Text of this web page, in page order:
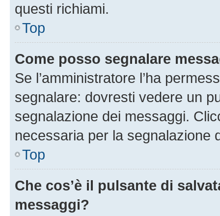
questi richiami.
Top
Come posso segnalare
Se l’amministratore l’ha
segnalare: dovresti vedere un
segnalazione dei messaggi.
necessaria per la segnalazione
Top
Che cos’è il pulsante di
messaggi?